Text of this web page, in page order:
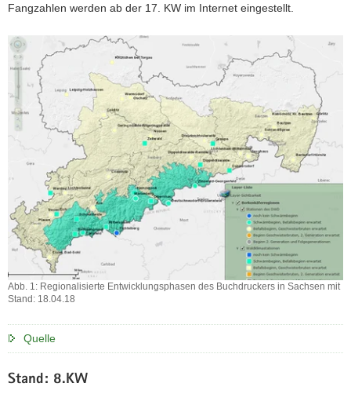
Fangzahlen werden ab der 17. KW im Internet eingestellt.
Abb. 1: Regionalisierte Entwicklungsphasen des Buchdruckers in Sachsen mit
Stand: 18.04.18
1:
Regionalisierte
Entwicklungsphasen
des
Buchdruckers
Quelle
Stand: 8.KW